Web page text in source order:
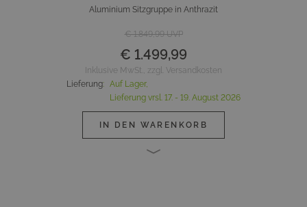
Aluminium Sitzgruppe in Anthrazit
€ 1.849,99UVP
€ 1.499,99
Inklusive MwSt., zzgl. Versandkosten
Lieferung: Auf Lager,
Lieferung vrsl. 17. - 19. August 2026
IN DEN WARENKORB